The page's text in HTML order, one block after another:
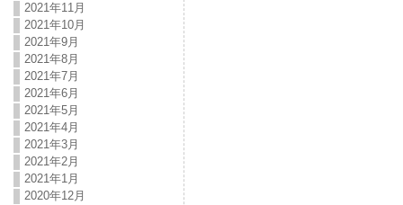
2021年11月
2021年10月
2021年9月
2021年8月
2021年7月
2021年6月
2021年5月
2021年4月
2021年3月
2021年2月
2021年1月
2020年12月